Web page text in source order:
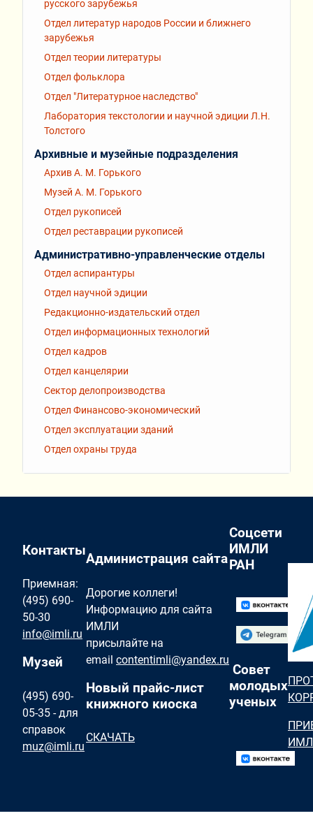
русского зарубежья
Отдел литератур народов России и ближнего
зарубежья
Отдел теории литературы
Отдел фольклора
Отдел "Литературное наследство"
Лаборатория текстологии и научной эдиции Л.Н.
Толстого
Архивные и музейные подразделения
Архив А. М. Горького
Музей А. М. Горького
Отдел рукописей
Отдел реставрации рукописей
Административно-управленческие отделы
Отдел аспирантуры
Отдел научной эдиции
Редакционно-издательский отдел
Отдел информационных технологий
Отдел кадров
Отдел канцелярии
Сектор делопроизводства
Отдел Финансово-экономический
Отдел эксплуатации зданий
Отдел охраны труда
Контакты
Приемная:
(495) 690-
50-30
info@imli.ru
Музей
(495) 690-
05-35 - для
справок
muz@imli.ru
Администрация сайта
Дорогие коллеги!
Информацию для сайта
ИМЛИ
присылайте на
email contentimli@yandex.ru
Новый прайс-лист
книжного киоска
СКАЧАТЬ
Соцсети
ИМЛИ
РАН
Совет
молодых
ученых